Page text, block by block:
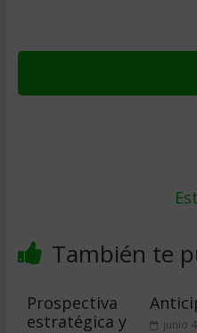
También te
Prospectiva
estratégica y
junio